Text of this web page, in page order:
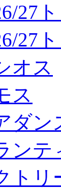
27
27
オス
ス
ダン
ンテ
トリ